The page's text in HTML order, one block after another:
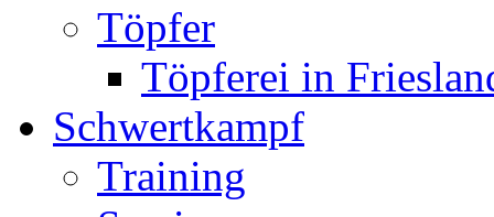
Töpfer
Töpferei in
Schwertkampf
Training